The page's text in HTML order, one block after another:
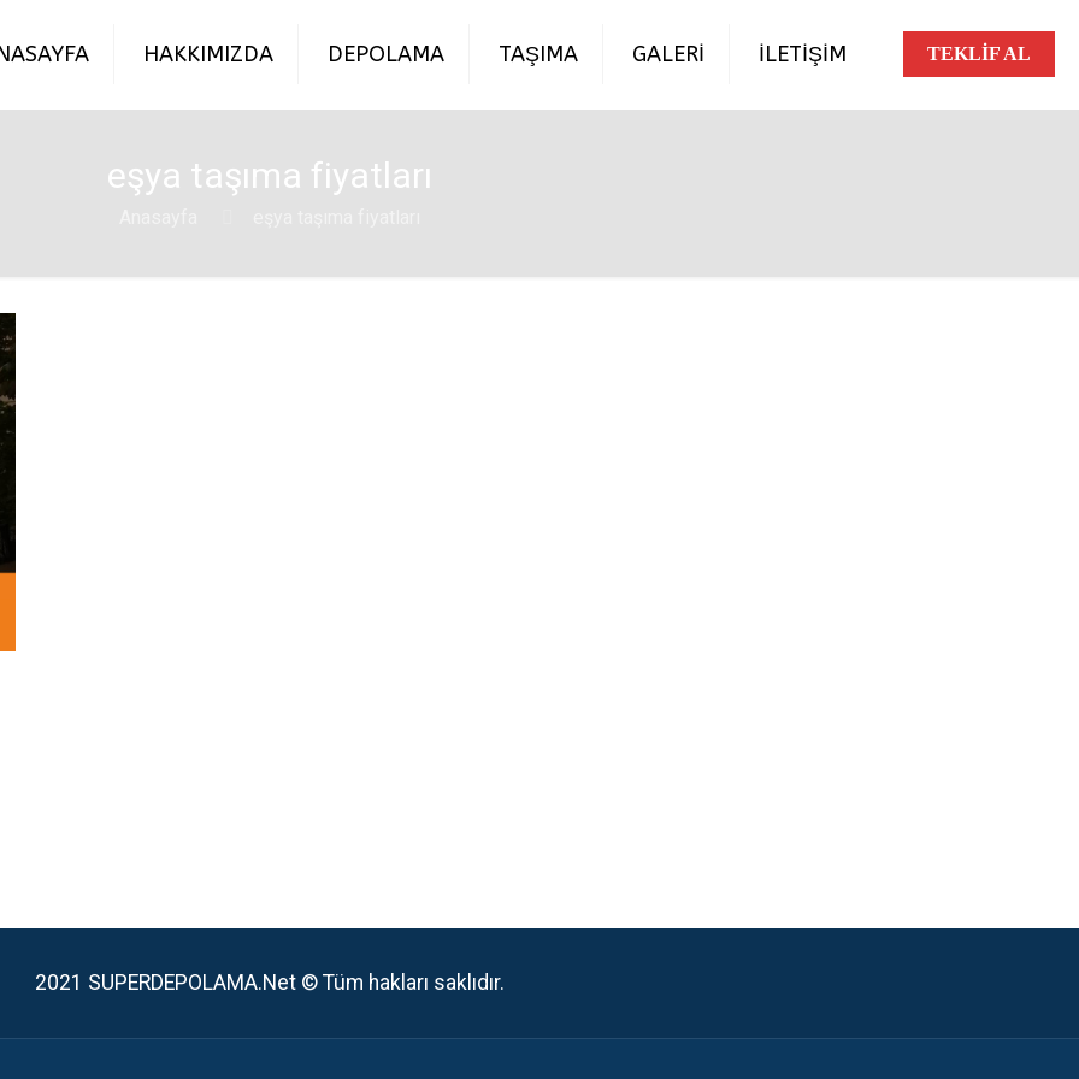
HAKKIMIZDA DEPOLAMA TAŞIMA GALERİ İLETİŞİM TEKLİF AL
eşya taşıma fiyatları
2021 SUPERDEPOLAMA.Net © Tüm hakları saklıdır.